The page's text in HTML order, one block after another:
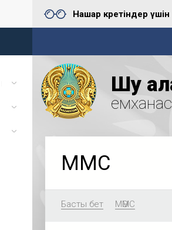
Нашар көретіндер үшін
Шу
МӘМС
Басты бет МӘМС